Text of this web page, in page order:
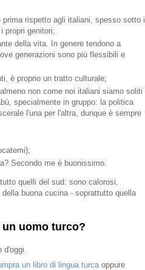
prima rispetto agli italiani, spesso sotto i
propri genitori;
della vita. In genere tendono a
generazioni sono più flessibili e
è proprio un tratto culturale;
non come noi italiani siamo soliti
specialmente in gruppo: la politica
l'una per l'altra, dunque è sempre
Secondo me è buonissimo.
quelli del sud: sono calorosi,
buona cucina - soprattutto quella
uomo turco?
d'oggi.
un libro di lingua turca oppure